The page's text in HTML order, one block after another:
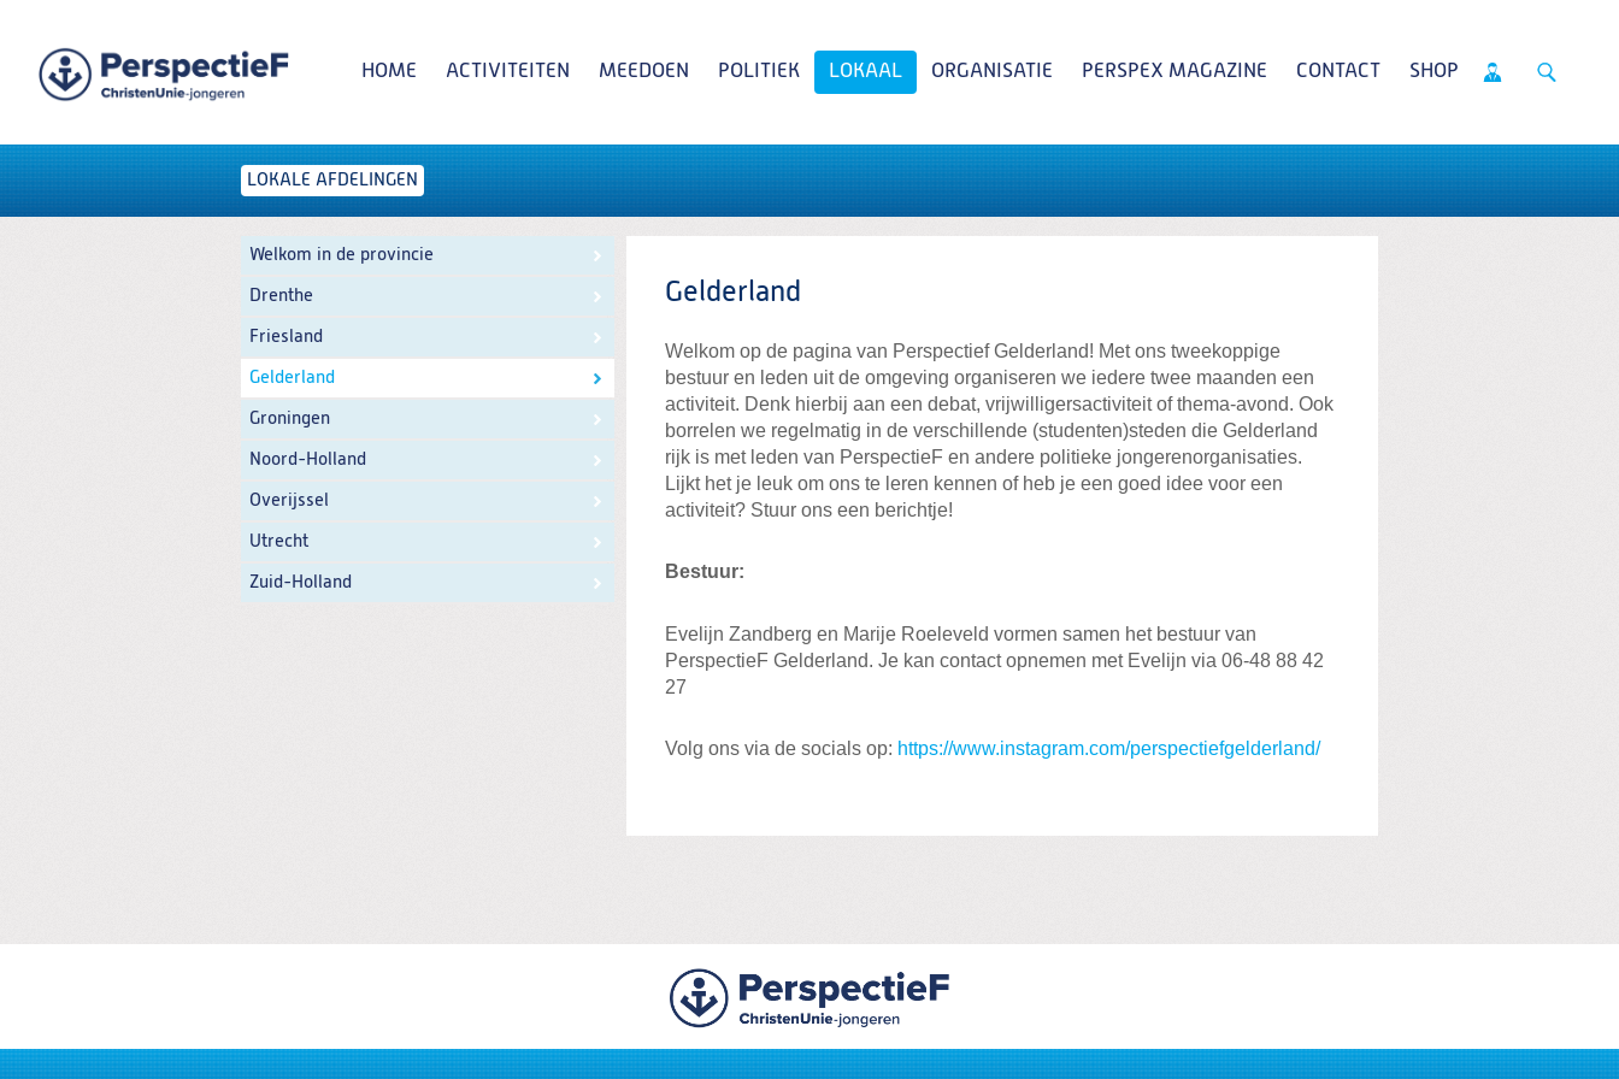
Spring
naar
naar
HOME ACTIVITEITEN MEEDOEN POLITIEK LOKAAL ORGANISATIE PERSPEX MAGAZINE CONTACT SHOP
Zoeken:
Zoeken
LOKALE AFDELINGEN
Gelderland
Welkom op de pagina van Perspectief Gelderland! Met ons tweekoppige
bestuur en leden uit de omgeving organiseren we iedere twee maanden een
activiteit. Denk hierbij aan een debat, vrijwilligersactiviteit of thema-avond. Ook
borrelen we regelmatig in de verschillende (studenten)steden die Gelderland
rijk is met leden van PerspectieF en andere politieke jongerenorganisaties.
Lijkt het je leuk om ons te leren kennen of heb je een goed idee voor een
activiteit? Stuur ons een berichtje!
Bestuur:
Evelijn Zandberg en Marije Roeleveld vormen samen het bestuur van
PerspectieF Gelderland. Je kan contact opnemen met Evelijn via 06-48 88 42
27
Volg ons via de socials op: https://www.instagram.com/perspectiefgelderland/
Welkom in de provincie
Drenthe
Friesland
Gelderland
Groningen
Noord-Holland
Overijssel
Utrecht
Zuid-Holland